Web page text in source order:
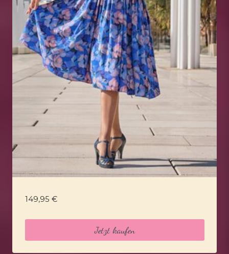
149,95 €
Jetzt kaufen